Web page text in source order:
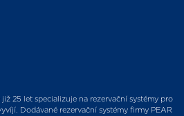
25 let specializuje na rezervační systémy pro
Dodávané rezervační systémy firmy PEAR